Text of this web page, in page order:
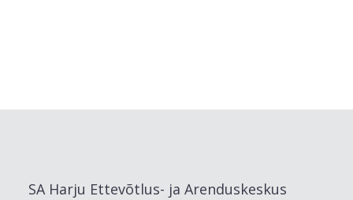
SA Harju Ettevõtlus- ja Arenduskeskus